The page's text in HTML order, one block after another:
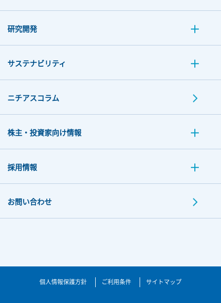
研究開発
サステナビリティ
ニチアスコラム
株主・投資家向け情報
採用情報
お問い合わせ
個人情報保護方針 ご利用条件 サイトマップ